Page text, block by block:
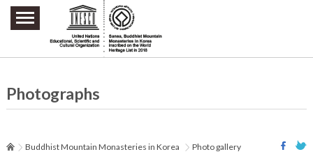
주요메뉴 바로가기
본문 바로가기
하단메뉴 바로가기
Photographs
Buddhist Mountain Monasteries in Korea Photo gallery